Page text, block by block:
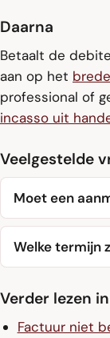
Daarna
Betaalt de
aan op het
professional of
incasso uit
Veelgestelde
Moet een
Welke termijn
Verder lezen
Factuur niet